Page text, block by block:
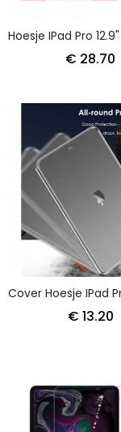
€ 28.70
€ 13.20